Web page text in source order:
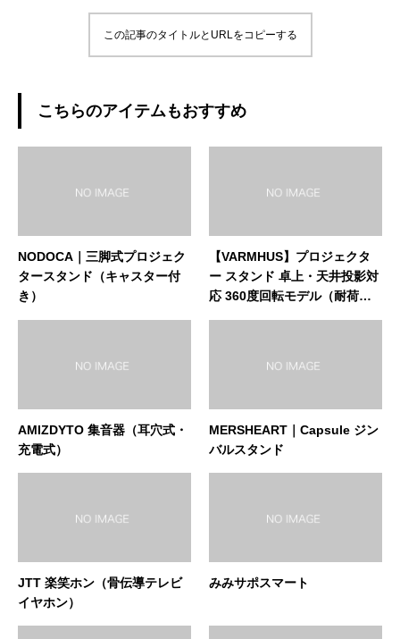
この記事のタイトルとURLをコピーする
こちらのアイテムもおすすめ
NODOCA｜三脚式プロジェク
タースタンド（キャスター付
き）
【VARMHUS】プロジェクタ
ー スタンド 卓上・天井投影対
応 360度回転モデル（耐荷重5
AMIZDYTO 集音器（耳穴式・
充電式）
MERSHEART｜Capsule ジン
バルスタンド
JTT 楽笑ホン（骨伝導テレビ
イヤホン）
みみサポスマート